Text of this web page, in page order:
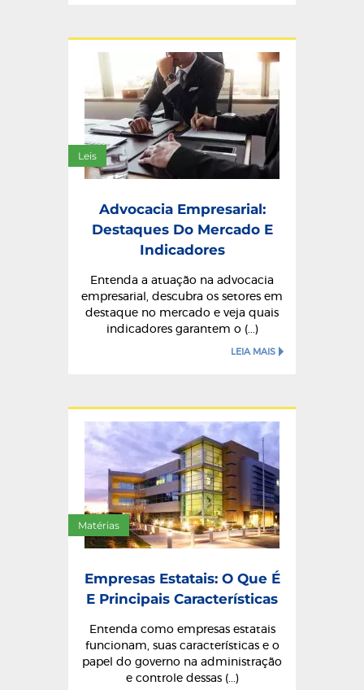
Leis
Advocacia Empresarial:
Destaques Do Mercado E
Indicadores
Entenda a atuação na advocacia
empresarial, descubra os setores em
destaque no mercado e veja quais
indicadores garantem o (...)
LEIA MAIS
Matérias
Empresas Estatais: O Que É
E Principais Características
Entenda como empresas estatais
funcionam, suas características e o
papel do governo na administração
e controle dessas (...)